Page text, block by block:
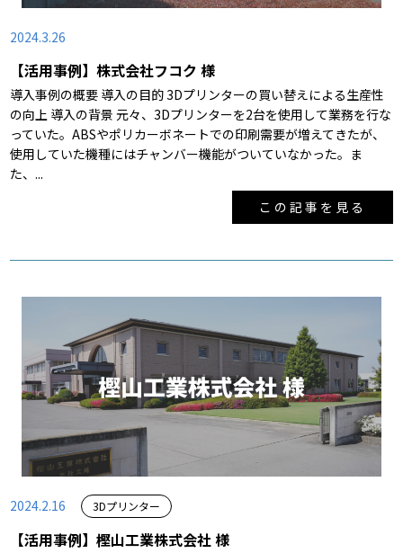
2024.3.26
【活用事例】株式会社フコク 様
導入事例の概要 導入の目的 3Dプリンターの買い替えによる生産性
の向上 導入の背景 元々、3Dプリンターを2台を使用して業務を行な
っていた。ABSやポリカーボネートでの印刷需要が増えてきたが、
使用していた機種にはチャンバー機能がついていなかった。ま
た、...
この記事を見る
2024.2.16 3Dプリンター
【活用事例】樫山工業株式会社 様